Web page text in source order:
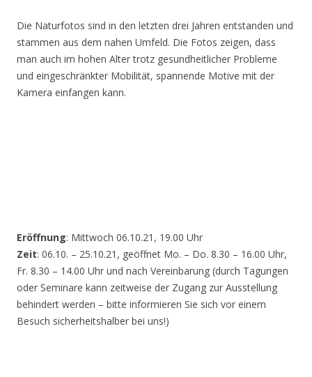
Die Naturfotos sind in den letzten drei Jahren entstanden und
stammen aus dem nahen Umfeld. Die Fotos zeigen, dass
man auch im hohen Alter trotz gesundheitlicher Probleme
und eingeschränkter Mobilität, spannende Motive mit der
Kamera einfangen kann.
Eröffnung: Mittwoch 06.10.21, 19.00 Uhr
Zeit: 06.10. – 25.10.21, geöffnet Mo. – Do. 8.30 – 16.00 Uhr,
Fr. 8.30 – 14.00 Uhr und nach Vereinbarung (durch Tagungen
oder Seminare kann zeitweise der Zugang zur Ausstellung
behindert werden – bitte informieren Sie sich vor einem
Besuch sicherheitshalber bei uns!)